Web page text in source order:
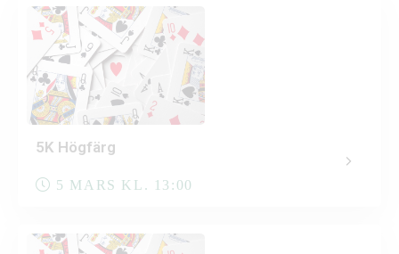
5K Högfärg
5 MARS KL. 13:00